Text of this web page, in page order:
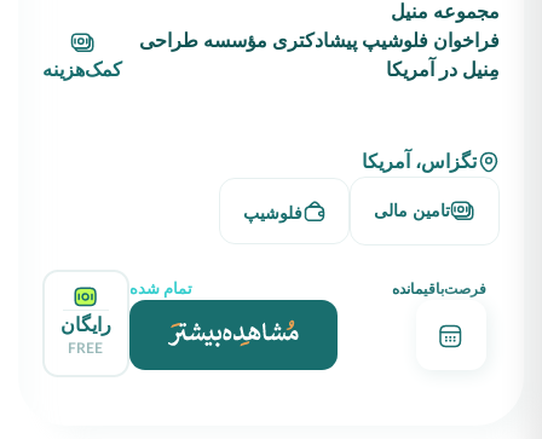
مجموعه منیل
فراخوان فلوشیپ پیشادکتری مؤسسه طراحی
مِنیل در آمریکا
کمک‌هزینه
تگزاس، آمریکا
تامین مالی فلوشیپ
فرصت‌باقیمانده تمام شده
رایگان
FREE